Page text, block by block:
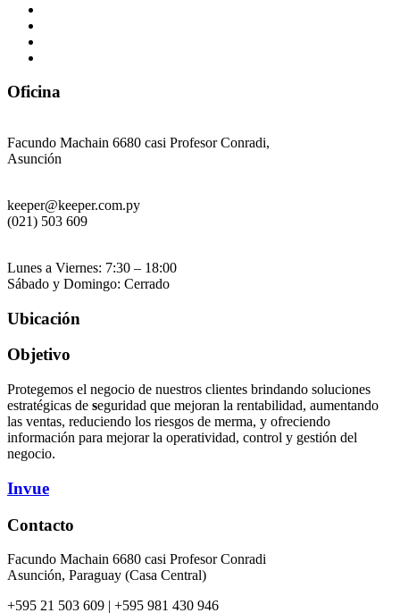
Oficina
Facundo Machain 6680 casi Profesor Conradi,
Asunción
keeper@keeper.com.py
(021) 503 609
Lunes a Viernes: 7:30 – 18:00
Sábado y Domingo: Cerrado
Ubicación
Objetivo
Protegemos el negocio de nuestros clientes brindando soluciones
estratégicas de seguridad que mejoran la rentabilidad, aumentando
las ventas, reduciendo los riesgos de merma, y ofreciendo
información para mejorar la operatividad, control y gestión del
negocio.
Invue
Contacto
Facundo Machain 6680 casi Profesor Conradi
Asunción, Paraguay (Casa Central)
+595 21 503 609 | +595 981 430 946